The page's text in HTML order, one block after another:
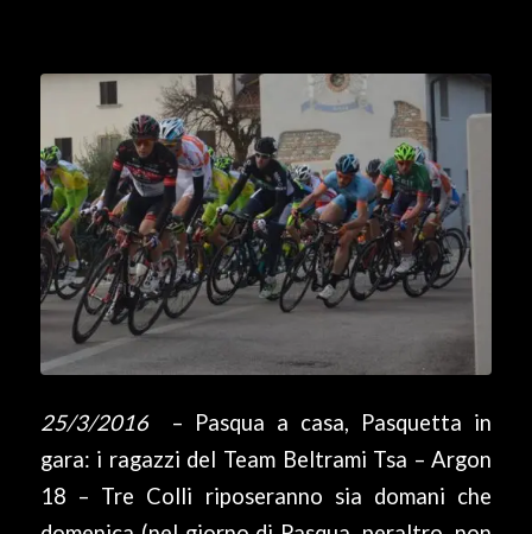
25/3/2016– Pasqua a casa, Pasquetta in
gara: i ragazzi del Team Beltrami Tsa – Argon
18 – Tre Colli riposeranno sia domani che